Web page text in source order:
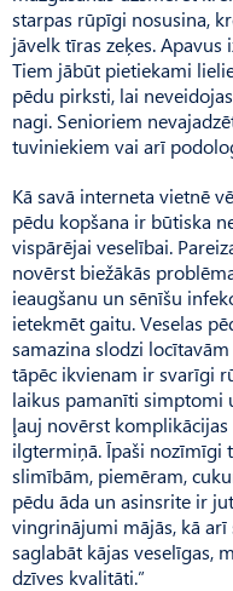
starpas rūpīgi nosusina,
jāvelk tīras zeķes.
Tiem jābūt pietiekami
pēdu pirksti, lai
nagi. Senioriem
tuviniekiem vai arī
Kā savā interneta vietnē
pēdu kopšana ir būtiska
vispārējai veselībai.
novērst biežākās
ieaugšanu un sēnīšu
ietekmēt gaitu. Veselas
samazina slodzi
tāpēc ikvienam ir svarīgi
laikus pamanīti simptomi
ļauj novērst
ilgtermiņā. Īpaši nozīmīgi
slimībām, piemēram,
pēdu āda un asinsrite ir
vingrinājumi mājās, kā
saglabāt kājas veselīgas,
dzīves kvalitāti.”